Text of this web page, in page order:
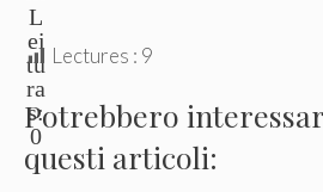
L
ei
tu
ra
s:
0
Lectures : 9
Potrebbero
questi articoli: